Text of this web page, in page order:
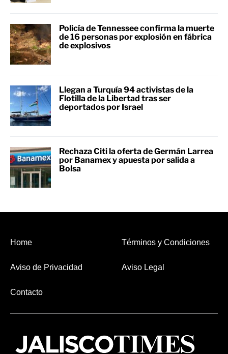
Policía de Tennessee confirma la muerte
de 16 personas por explosión en fábrica
de explosivos
Llegan a Turquía 94 activistas de la
Flotilla de la Libertad tras ser
deportados por Israel
Rechaza Citi la oferta de Germán Larrea
por Banamex y apuesta por salida a
Bolsa
Home Términos y Condiciones
Aviso de Privacidad Aviso Legal
Contacto